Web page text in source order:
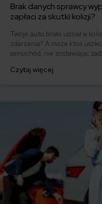
Brak danych sprawcy
zapłaci za skutki kolizji?
Twoje auto brało udział w
zdarzenia? A może ktoś
samochód, nie zostawiając
Sprawdź, czy należy Ci się
Czytaj więcej